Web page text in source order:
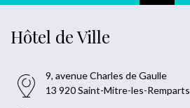
Hôtel de Ville
9, avenue Charles de Gaulle
13 920 Saint-Mitre-les-Remparts